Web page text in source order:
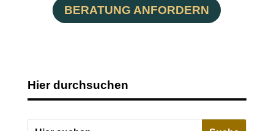
BERATUNG ANFORDERN
Hier durchsuchen